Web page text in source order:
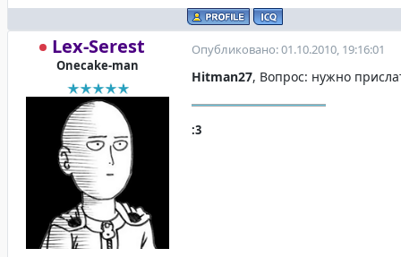
Lex-Serest
Onecake-man
Опубликовано: 01.10.2010, 19:16:01
Hitman27, Вопрос: нужно
:3